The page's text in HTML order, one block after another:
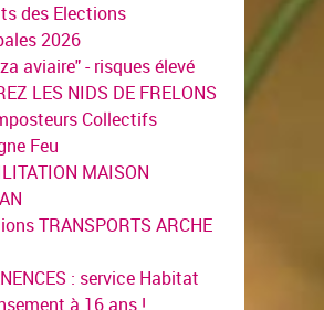
des Elections
2026
aviaire" - risques élevé
LES NIDS DE FRELONS
Collectifs
Feu
MAISON
TRANSPORTS ARCHE
: service Habitat
à 16 ans !